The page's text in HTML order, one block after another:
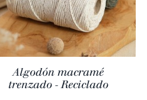
Algodón macramé
trenzado - Reciclado